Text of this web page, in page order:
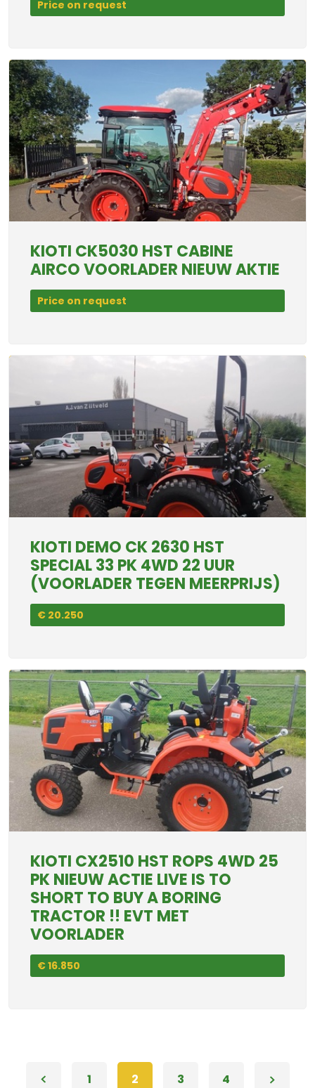
Price on request
KIOTI CK5030 HST CABINE
AIRCO VOORLADER NIEUW AKTIE
Price on request
KIOTI DEMO CK 2630 HST
SPECIAL 33 PK 4WD 22 UUR
(VOORLADER TEGEN MEERPRIJS)
€ 20.250
KIOTI CX2510 HST ROPS 4WD 25
PK NIEUW ACTIE LIVE IS TO
SHORT TO BUY A BORING
TRACTOR !! EVT MET
VOORLADER
€ 16.850
1 2 3 4